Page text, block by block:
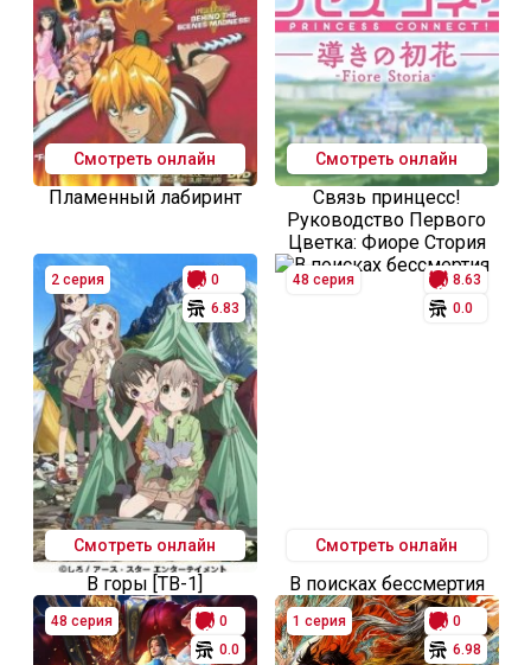
Смотреть онлайн
Пламенный лабиринт
Смотреть онлайн
Связь принцесс!
Руководство Первого
Цветка: Фиоре Стория
2 серия
0
6.83
Смотреть онлайн
В горы [ТВ-1]
48 серия
8.63
0.0
Смотреть онлайн
В поисках бессмертия
48 серия
0
0.0
1 серия
0
6.98